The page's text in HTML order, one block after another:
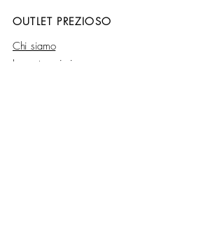
OUTLET PREZIOSO
Chi siamo
La nostra missione